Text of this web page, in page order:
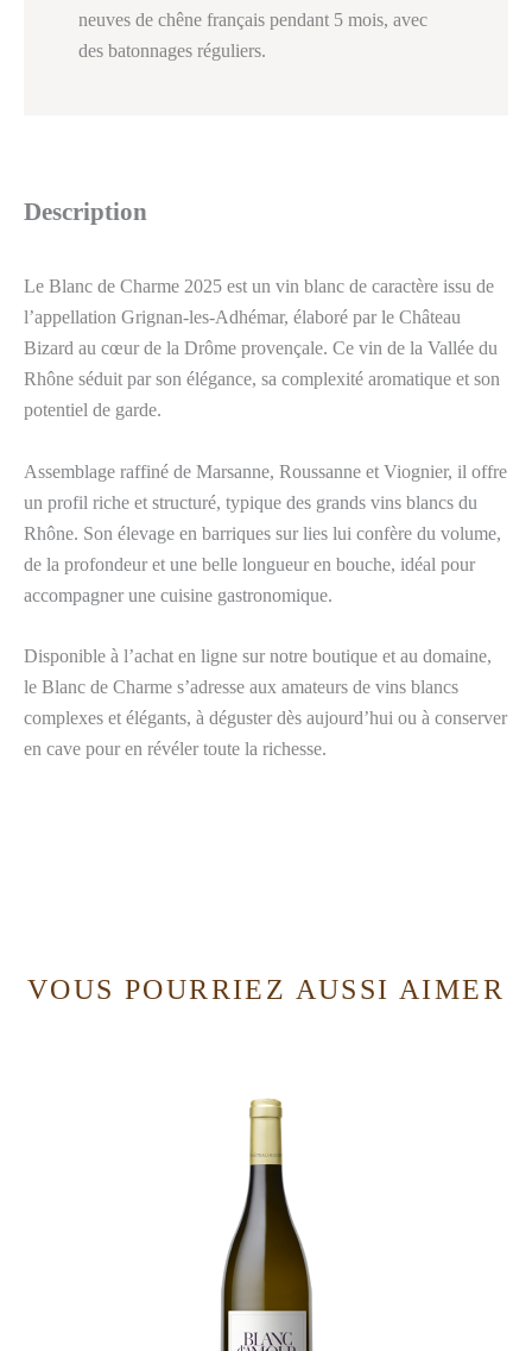
neuves de chêne français pendant 5 mois, avec
des batonnages réguliers.
Description
Le Blanc de Charme 2025 est un vin blanc de caractère issu de
l’appellation Grignan-les-Adhémar, élaboré par le Château
Bizard au cœur de la Drôme provençale. Ce vin de la Vallée du
Rhône séduit par son élégance, sa complexité aromatique et son
potentiel de garde.
Assemblage raffiné de Marsanne, Roussanne et Viognier, il offre
un profil riche et structuré, typique des grands vins blancs du
Rhône. Son élevage en barriques sur lies lui confère du volume,
de la profondeur et une belle longueur en bouche, idéal pour
accompagner une cuisine gastronomique.
Disponible à l’achat en ligne sur notre boutique et au domaine,
le Blanc de Charme s’adresse aux amateurs de vins blancs
complexes et élégants, à déguster dès aujourd’hui ou à conserver
en cave pour en révéler toute la richesse.
VOUS POURRIEZ AUSSI AIMER